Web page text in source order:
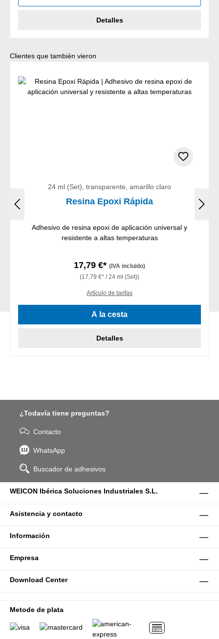
Detalles
Omitir la galería de productos
Clientes que también vieron
24 ml (Set), transparente, amarillo claro
Resina Epoxi Rápida
Adhesivo de resina epoxi de aplicación universal y
resistente a altas temperaturas
17,79 €* (IVA incluido)
(17,79 €* / 24 ml (Set))
Artículo de tarifas
A la cesta
Detalles
¿Todavía tiene preguntas?
Contacto
WhatsApp
Buscador de adhesivos
WEICON Ibérica Soluciones Industriales S.L.
Asistencia y contacto
Información
Empresa
Download Center
Metode de plata